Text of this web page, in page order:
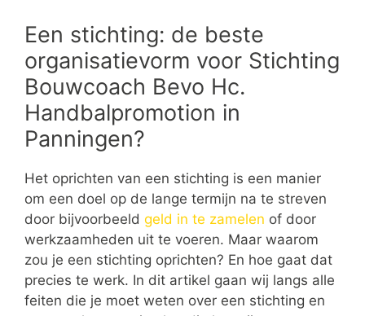
Een stichting: de beste
organisatievorm voor Stichting
Bouwcoach Bevo Hc.
Handbalpromotion in
Panningen?
Het oprichten van een stichting is een manier
om een doel op de lange termijn na te streven
door bijvoorbeeld geld in te zamelen of door
werkzaamheden uit te voeren. Maar waarom
zou je een stichting oprichten? En hoe gaat dat
precies te werk. In dit artikel gaan wij langs alle
feiten die je moet weten over een stichting en